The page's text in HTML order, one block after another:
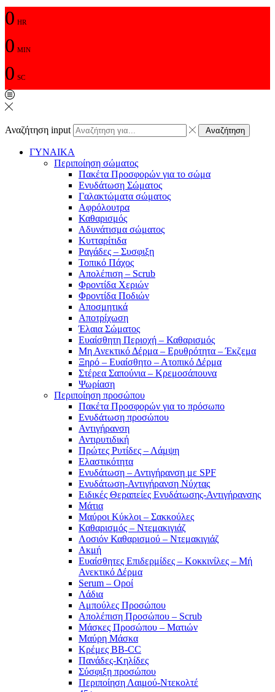
0 HR
0 MIN
0 SC
Αναζήτηση input Αναζήτηση
ΓΥΝΑΙΚΑ
Περιποίηση σώματος
Πακέτα Προσφορών για το σώμα
Ενυδάτωση Σώματος
Γαλακτώματα σώματος
Αφρόλουτρα
Καθαρισμός
Αδυνάτισμα σώματος
Κυτταρίτιδα
Ραγάδες – Συσφιξη
Τοπικό Πάχος
Απολέπιση – Scrub
Φροντίδα Χεριών
Φροντίδα Ποδιών
Αποσμητικά
Αποτρίχωση
Έλαια Σώματος
Ευαίσθητη Περιοχή – Καθαρισμός
Μη Ανεκτικό Δέρμα – Ερυθρότητα – Έκζεμα
Ξηρό – Ευαίσθητο – Ατοπικό Δέρμα
Στέρεα Σαπούνια – Κρεμοσάπουνα
Ψωρίαση
Περιποίηση προσώπου
Πακέτα Προσφορών για το πρόσωπο
Ενυδάτωση προσώπου
Αντιγήρανση
Αντιρυτιδική
Πρώτες Ρυτίδες – Λάμψη
Ελαστικότητα
Ενυδάτωση – Αντιγήρανση με SPF
Ενυδάτωση-Αντιγήρανση Νύχτας
Ειδικές Θεραπείες Ενυδάτωσης-Αντιγήρανσης
Μάτια
Μαύροι Κύκλοι – Σακκούλες
Καθαρισμός – Ντεμακιγιάζ
Λοσιόν Καθαρισμού – Ντεμακιγιάζ
Ακμή
Ευαίσθητες Επιδερμίδες – Κοκκινίλες – Μή
Ανεκτικό Δέρμα
Serum – Οροί
Λάδια
Αμπούλες Προσώπου
Απολέπιση Προσώπου – Scrub
Μάσκες Προσώπου – Ματιών
Μαύρη Μάσκα
Κρέμες BB-CC
Πανάδες-Κηλίδες
Σύσφιξη προσώπου
Περιποίηση Λαιμού-Ντεκολτέ